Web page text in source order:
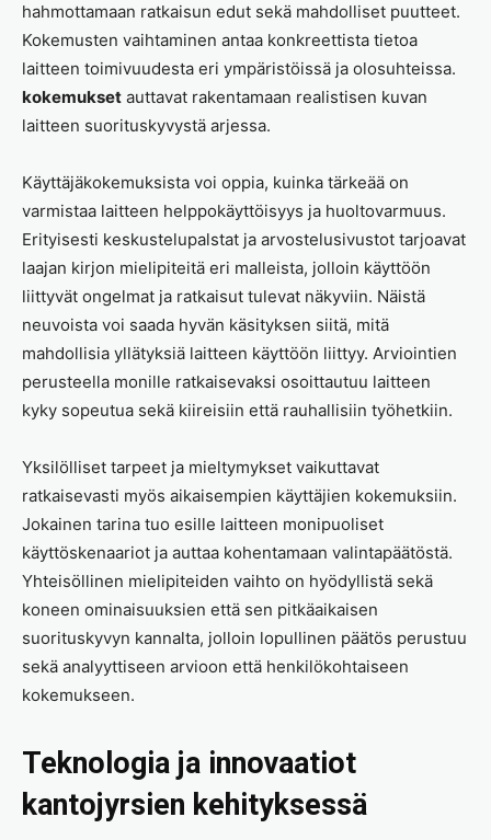
hahmottamaan ratkaisun edut sekä mahdolliset puutteet.
Kokemusten vaihtaminen antaa konkreettista tietoa
laitteen toimivuudesta eri ympäristöissä ja olosuhteissa.
kokemukset auttavat rakentamaan realistisen kuvan
laitteen suorituskyvystä arjessa.
Käyttäjäkokemuksista voi oppia, kuinka tärkeää on
varmistaa laitteen helppokäyttöisyys ja huoltovarmuus.
Erityisesti keskustelupalstat ja arvostelusivustot tarjoavat
laajan kirjon mielipiteitä eri malleista, jolloin käyttöön
liittyvät ongelmat ja ratkaisut tulevat näkyviin. Näistä
neuvoista voi saada hyvän käsityksen siitä, mitä
mahdollisia yllätyksiä laitteen käyttöön liittyy. Arviointien
perusteella monille ratkaisevaksi osoittautuu laitteen
kyky sopeutua sekä kiireisiin että rauhallisiin työhetkiin.
Yksilölliset tarpeet ja mieltymykset vaikuttavat
ratkaisevasti myös aikaisempien käyttäjien kokemuksiin.
Jokainen tarina tuo esille laitteen monipuoliset
käyttöskenaariot ja auttaa kohentamaan valintapäätöstä.
Yhteisöllinen mielipiteiden vaihto on hyödyllistä sekä
koneen ominaisuuksien että sen pitkäaikaisen
suorituskyvyn kannalta, jolloin lopullinen päätös perustuu
sekä analyyttiseen arvioon että henkilökohtaiseen
kokemukseen.
Teknologia ja innovaatiot
kantojyrsien kehityksessä